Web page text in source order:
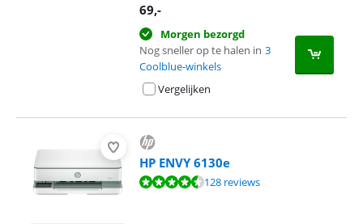
69,-
Morgen bezorgd
Nog sneller op te halen in 3
Coolblue-winkels
Vergelijken
HP ENVY 6130e
Beoordeling is 8,9 van de 10, gebaseerd op 128 reviews.
128 reviews